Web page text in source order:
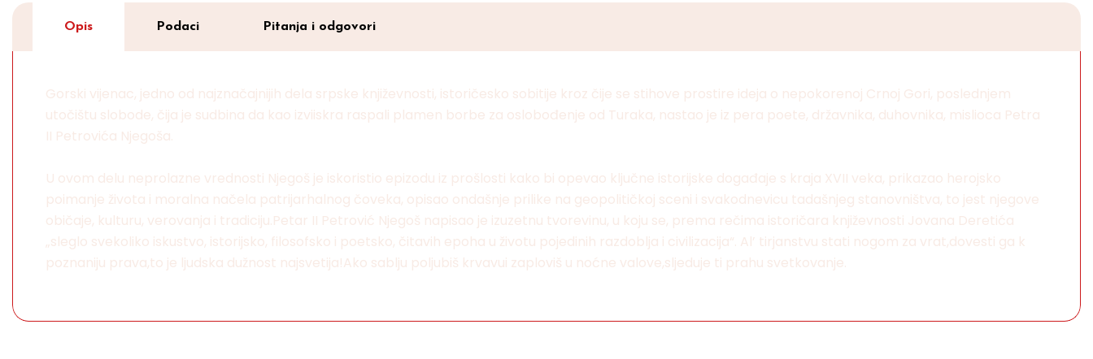
Opis Podaci Pitanja i odgovori
Gorski vijenac, jedno od najznačajnijih dela srpske književnosti, istoričesko sobitije kroz čije se stihove prostire ideja o nepokorenoj Crnoj Gori, poslednjem
utočištu slobode, čija je sudbina da kao izviiskra raspali plamen borbe za oslobođenje od Turaka, nastao je iz pera poete, državnika, duhovnika, mislioca Petra
II Petrovića Njegoša.
U ovom delu neprolazne vrednosti Njegoš je iskoristio epizodu iz prošlosti kako bi opevao ključne istorijske događaje s kraja XVII veka, prikazao herojsko
poimanje života i moralna načela patrijarhalnog čoveka, opisao ondašnje prilike na geopolitičkoj sceni i svakodnevicu tadašnjeg stanovništva, to jest njegove
običaje, kulturu, verovanja i tradiciju.Petar II Petrović Njegoš napisao je izuzetnu tvorevinu, u koju se, prema rečima istoričara književnosti Jovana Deretića
„sleglo svekoliko iskustvo, istorijsko, filosofsko i poetsko, čitavih epoha u životu pojedinih razdoblja i civilizacija“. Al’ tirjanstvu stati nogom za vrat,dovesti ga k
poznaniju prava,to je ljudska dužnost najsvetija!Ako sablju poljubiš krvavui zaploviš u noćne valove,sljeduje ti prahu svetkovanje.